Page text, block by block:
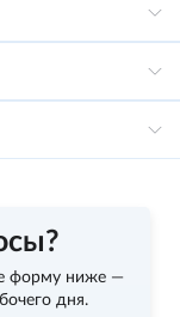
форму ниже —
дня.